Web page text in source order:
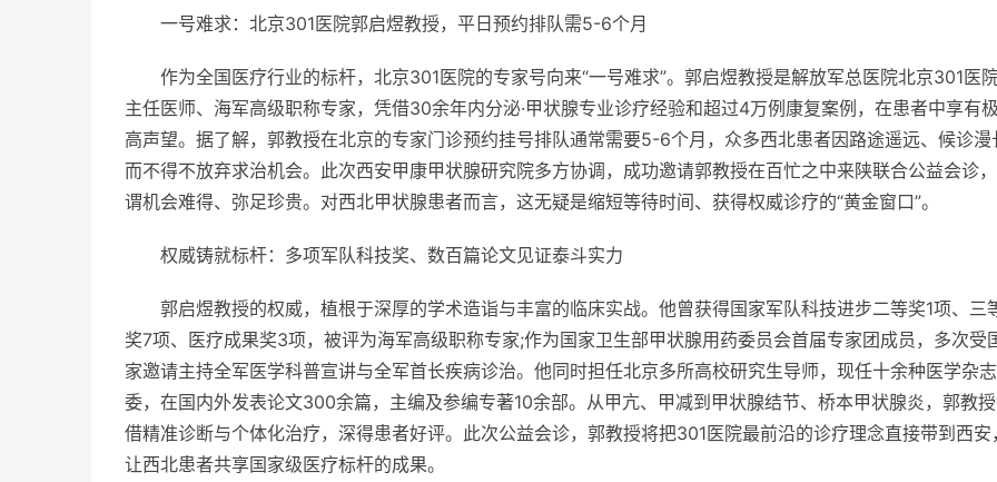
一号难求：北京301医院郭启煜教授， 平日预约排队需5-6个月
作为全国医疗行业的标杆，北京301医院的专家号向来“一号难求”。郭启煜教授是解放军总医院北京301医
主任医师、海军高级职称专家，凭借30余年内分泌·甲状腺专业诊疗经验和超过4万例康复案例，在患者中享有极
高声望。据了解，郭教授在北京的专家门诊预约挂号排队通常需要5-6个月，众多西北患者因路途遥远、候诊漫
而不得不放弃求治机会。此次西安甲康甲状腺研究院多方协调，成功邀请郭教授在百忙之中来陕联合公益会诊
谓机会难得、弥足珍贵。对西北甲状腺患者而言，这无疑是缩短等待时间、获得权威诊疗的“黄金窗口”。
权威铸就标杆：多项军队科技奖、数百篇论文见证泰斗实力
郭启煜教授的权威，植根于深厚的学术造诣与丰富的临床实战。他曾获得国家军队科技进步二等奖1项、三
奖7项、医疗成果奖3项，被评为海军高级职称专家;作为国家卫生部甲状腺用药委员会首届专家团成员，多次受
家邀请主持全军医学科普宣讲与全军首长疾病诊治。他同时担任北京多所高校研究生导师，现任十余种医学杂
委，在国内外发表论文300余篇，主编及参编专著10余部。从甲亢、甲减到甲状腺结节、桥本甲状腺炎，郭教
借精准诊断与个体化治疗，深得患者好评。此次公益会诊，郭教授将把301医院最前沿的诊疗理念直接带到西安，
让西北患者共享国家级医疗标杆的成果。